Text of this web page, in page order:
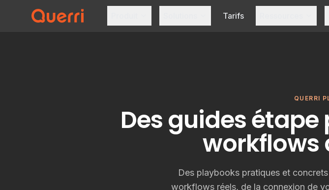
Tarifs
QUERRI
Des guides
workflows
Des playbooks pratiques et
workflows réels, de la connexion de